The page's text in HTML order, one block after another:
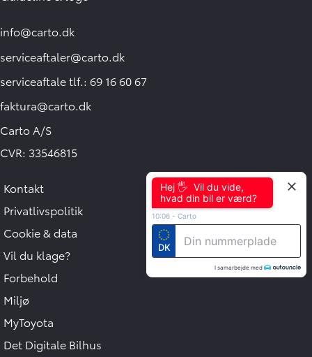
info@carto.dk
serviceaftaler@carto.dk
serviceaftale tlf.: 69 16 60 67
faktura@carto.dk
Carto A/S
CVR: 33546815
Kontakt
Privatlivspolitik
Cookie & data
Vil du klage?
Forbehold
Miljø
MyToyota
Det Digitale Bilhus
Hej 🖐 Vil du vide,
hvad din bil er værd?
10:06 - Carto
DK
I samarbejde med